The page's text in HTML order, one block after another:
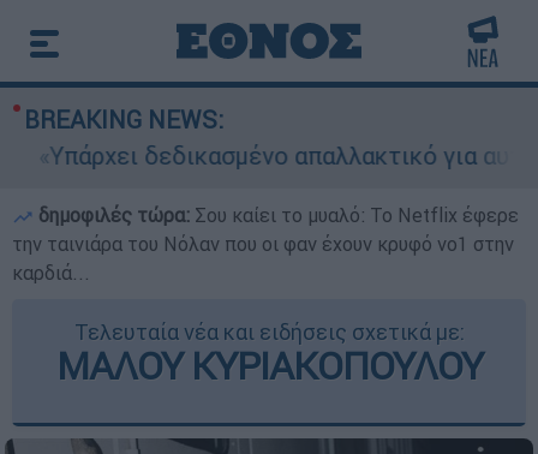
BREAKING NEWS:
δεδικασμένο απαλλακτικό για αυτήν»:
δημοφιλές τώρα: Σου καίει το μυαλό: Το Netflix έφερε
την ταινιάρα του Νόλαν που οι φαν έχουν κρυφό νο1 στην
καρδιά...
Τελευταία νέα και ειδήσεις σχετικά με:
ΜΑΛΟΥ ΚΥΡΙΑΚΟΠΟΥΛΟΥ